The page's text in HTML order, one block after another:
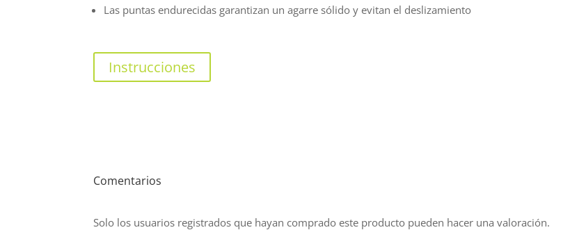
Las puntas endurecidas garantizan un agarre sólido y evitan el deslizamiento
Instrucciones
Comentarios
Solo los usuarios registrados que hayan comprado este producto pueden hacer una valoración.